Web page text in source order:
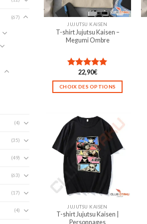
(67)
(4)
(35)
(49)
(63)
(17)
(4)
choisies
sur
la
page
JUJUTSU KAISEN
T-shirt Jujutsu Kaisen –
Megumi Ombre
Note5.00
sur 5
22,90€
CHOIX DES OPTIONS
a
plusieurs
variations.
Les
options
peuvent
choisies
sur
la
page
JUJUTSU KAISEN
T-shirt Jujutsu Kaisen |
Personnages